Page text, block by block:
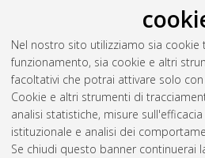
Nel nostro sito utilizziamo sia cookie
funzionamento, sia cookie e altri
facoltativi che potrai attivare solo
Cookie e altri strumenti di
analisi statistiche, misure
istituzionale e analisi dei
Se chiudi questo banner continuerai
Gestione del